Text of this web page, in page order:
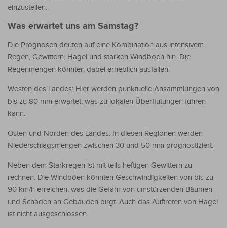
einzustellen.
Was erwartet uns am Samstag?
Die Prognosen deuten auf eine Kombination aus intensivem
Regen, Gewittern, Hagel und starken Windböen hin. Die
Regenmengen könnten dabei erheblich ausfallen:
Westen des Landes: Hier werden punktuelle Ansammlungen von
bis zu 80 mm erwartet, was zu lokalen Überflutungen führen
kann.
Osten und Norden des Landes: In diesen Regionen werden
Niederschlagsmengen zwischen 30 und 50 mm prognostiziert.
Neben dem Starkregen ist mit teils heftigen Gewittern zu
rechnen. Die Windböen könnten Geschwindigkeiten von bis zu
90 km/h erreichen, was die Gefahr von umstürzenden Bäumen
und Schäden an Gebäuden birgt. Auch das Auftreten von Hagel
ist nicht ausgeschlossen.